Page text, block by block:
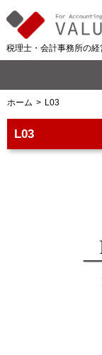
税理士・会計事務所の
ホーム L03
L03